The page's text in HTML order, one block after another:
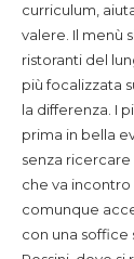
curriculum,
valere. Il menù
ristoranti del
più focalizzata
la differenza. I
prima in bella
senza
che va
comunque
con una soffice